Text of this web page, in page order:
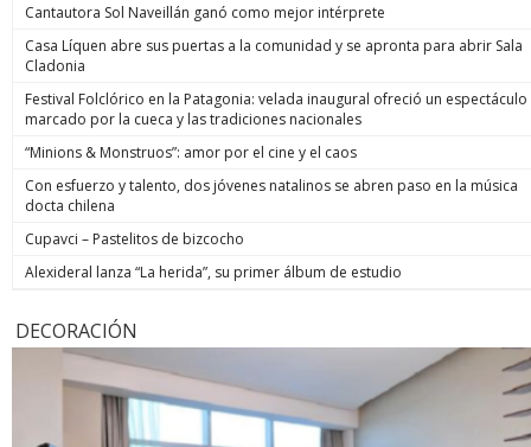
Cantautora Sol Naveillán ganó como mejor intérprete
Casa Líquen abre sus puertas a la comunidad y se apronta para abrir Sala
Cladonia
Festival Folclórico en la Patagonia: velada inaugural ofreció un espectáculo
marcado por la cueca y las tradiciones nacionales
“Minions & Monstruos”: amor por el cine y el caos
Con esfuerzo y talento, dos jóvenes natalinos se abren paso en la música
docta chilena
Cupavci – Pastelitos de bizcocho
Alexideral lanza “La herida”, su primer álbum de estudio
DECORACIÓN